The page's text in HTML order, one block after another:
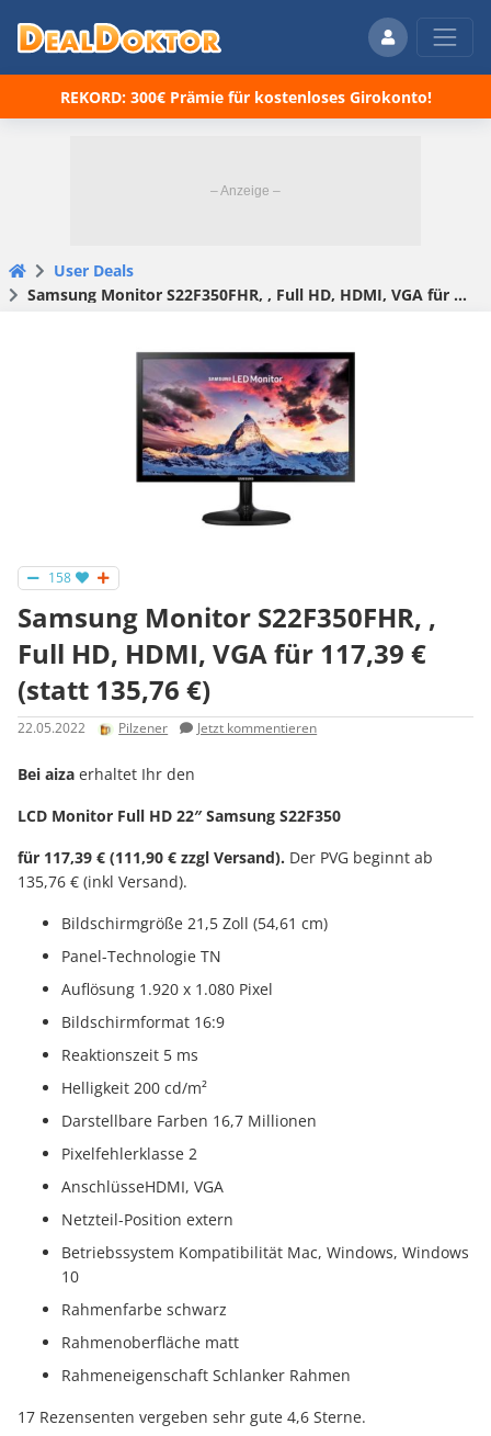
REKORD: 300€ Prämie für kostenloses Girokonto!
User Deals
Samsung Monitor S22F350FHR, , Full HD, HDMI, VGA für 117,39 € (statt 135,76 €)
158
Samsung Monitor S22F350FHR, ,
Full HD, HDMI, VGA für 117,39 €
(statt 135,76 €)
22.05.2022 Pilzener Jetzt kommentieren
Bei aiza erhaltet Ihr den
LCD Monitor Full HD 22″ Samsung S22F350
für 117,39 € (111,90 € zzgl Versand). Der PVG beginnt ab
135,76 € (inkl Versand).
Bildschirmgröße 21,5 Zoll (54,61 cm)
Panel-Technologie TN
Auflösung 1.920 x 1.080 Pixel
Bildschirmformat 16:9
Reaktionszeit 5 ms
Helligkeit 200 cd/m²
Darstellbare Farben 16,7 Millionen
Pixelfehlerklasse 2
AnschlüsseHDMI, VGA
Netzteil-Position extern
Betriebssystem Kompatibilität Mac, Windows, Windows
10
Rahmenfarbe schwarz
Rahmenoberfläche matt
Rahmeneigenschaft Schlanker Rahmen
17 Rezensenten vergeben sehr gute 4,6 Sterne.